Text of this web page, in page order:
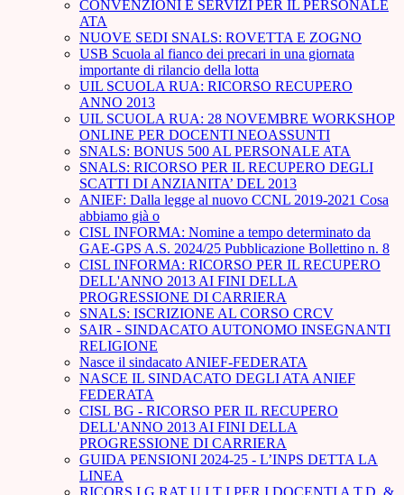
CONVENZIONI E SERVIZI PER IL PERSONALE
ATA
NUOVE SEDI SNALS: ROVETTA E ZOGNO
USB Scuola al fianco dei precari in una giornata
importante di rilancio della lotta
UIL SCUOLA RUA: RICORSO RECUPERO
ANNO 2013
UIL SCUOLA RUA: 28 NOVEMBRE WORKSHOP
ONLINE PER DOCENTI NEOASSUNTI
SNALS: BONUS 500 AL PERSONALE ATA
SNALS: RICORSO PER IL RECUPERO DEGLI
SCATTI DI ANZIANITA’ DEL 2013
ANIEF: Dalla legge al nuovo CCNL 2019-2021 Cosa
abbiamo già o
CISL INFORMA: Nomine a tempo determinato da
GAE-GPS A.S. 2024/25 Pubblicazione Bollettino n. 8
CISL INFORMA: RICORSO PER IL RECUPERO
DELL'ANNO 2013 AI FINI DELLA
PROGRESSIONE DI CARRIERA
SNALS: ISCRIZIONE AL CORSO CRCV
SAIR - SINDACATO AUTONOMO INSEGNANTI
RELIGIONE
Nasce il sindacato ANIEF-FEDERATA
NASCE IL SINDACATO DEGLI ATA ANIEF
FEDERATA
CISL BG - RICORSO PER IL RECUPERO
DELL'ANNO 2013 AI FINI DELLA
PROGRESSIONE DI CARRIERA
GUIDA PENSIONI 2024-25 - L’INPS DETTA LA
LINEA